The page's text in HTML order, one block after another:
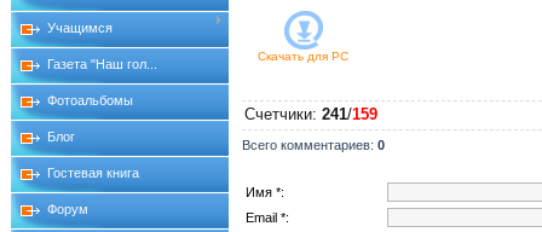
Учащимся
Газета "Наш гол...
Фотоальбомы
Блог
Гостевая книга
Форум
Скачать для PC
Счетчики: 241/159
Всего комментариев: 0
Имя *:
Email *: